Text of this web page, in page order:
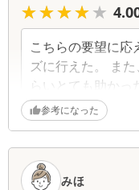
★★★★★
★★★★★
こちらの要望に応
ズに行えた。 ま
らいとても助かっ
参考になった
みほ